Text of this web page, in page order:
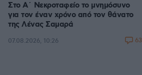
Στο Α΄ Νεκροταφείο το μνημόσυνο
για τον έναν χρόνο από τον θάνατο
της Λένας Σαμαρά
07.08.2026, 10:26 63